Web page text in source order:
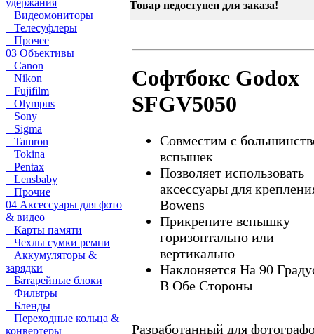
удержания
Видеомониторы
Телесуфлеры
Прочее
03 Объективы
Canon
Nikon
Fujifilm
Olympus
Sony
Sigma
Tamron
Tokina
Pentax
Lensbaby
Прочие
04 Аксессуары для фото
& видео
Карты памяти
Чехлы сумки ремни
Аккумуляторы &
зарядки
Батарейные блоки
Фильтры
Бленды
Переходные кольца &
конвертеры
Товар недоступен для заказа!
Софтбокс Godox
SFGV5050
Совместим с
вспышек
Позволяет использовать
аксессуары для
Bowens
Прикрепите вспышку
горизонтально или
вертикально
Наклоняется На 90
В Обе Стороны
Разработанный для